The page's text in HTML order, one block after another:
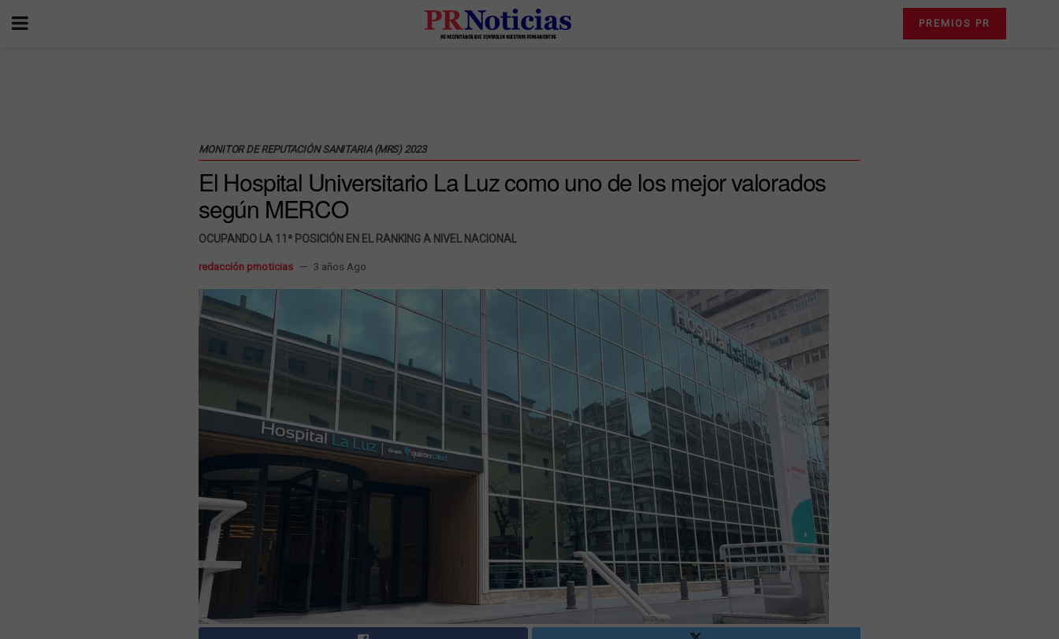
PREMIOS PR
MONITOR DE REPUTACIÓN SANITARIA (MRS) 2023
El Hospital Universitario La Luz como uno de los mejor valorados
según MERCO
OCUPANDO LA 11ª POSICIÓN EN EL RANKING A NIVEL NACIONAL
redacción prnoticias 3 años Ago